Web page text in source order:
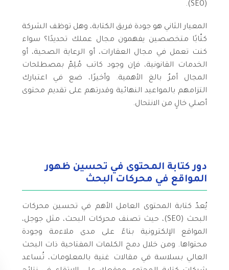
(SEO).
المعيار الثاني هو جودة فريق الكتابة، وهل توظف الشركة
كتّابًا متخصصين يفهمون مجال عملك تحديدًا؟ سواء
كنت تعمل في مجال العقارات، أو الرعاية الصحية، أو
الخدمات القانونية، فإن وجود كاتب مُلِمّ بمصطلحات
المجال أمرٌ بالغ الأهمية. وأخيرًا، ضع في اعتبارك
التزامهم بالمواعيد النهائية وقدرتهم على تقديم محتوى
أصلي خالٍ من الانتحال.
دور كتابة المحتوى في تحسين ظهور
المواقع في محركات البحث
يُعدّ كتابة المحتوى العامل الأهم في تحسين محركات
البحث (SEO)، حيث تصنف محركات البحث، مثل جوجل،
المواقع الإلكترونية بناءً على مدى ملاءمة وجودة
محتواها. ومن خلال دمج الكلمات المفتاحية ذات البحث
العالي بسلاسة في مقالات غنية بالمعلومات، تُساعد